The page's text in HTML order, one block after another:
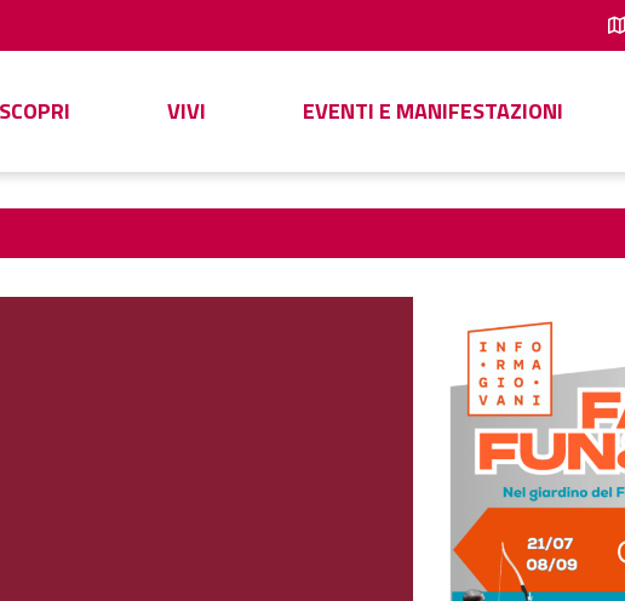
SCOPRI VIVI EVENTI E MANIFESTAZIONI